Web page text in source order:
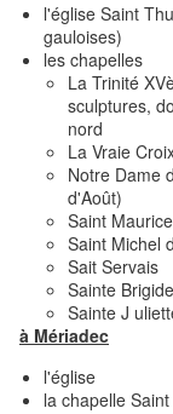
l'église Saint
gauloises)
les chapelles
La Trinité
sculptures,
nord
La Vraie
Notre Dame
d'Août)
Saint
Saint Michel
Sait Servais
Sainte
Sainte J
à Mériadec
l'église
la chapelle